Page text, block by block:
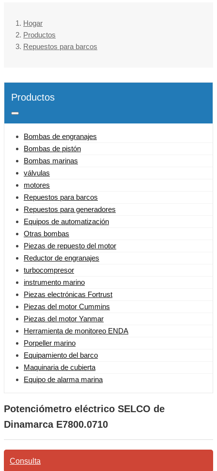
Hogar
Productos
Repuestos para barcos
Productos
Bombas de engranajes
Bombas de pistón
Bombas marinas
válvulas
motores
Repuestos para barcos
Repuestos para generadores
Equipos de automatización
Otras bombas
Piezas de repuesto del motor
Reductor de engranajes
turbocompresor
instrumento marino
Piezas electrónicas Fortrust
Piezas del motor Cummins
Piezas del motor Yanmar
Herramienta de monitoreo ENDA
Porpeller marino
Equipamiento del barco
Maquinaria de cubierta
Equipo de alarma marina
Potenciómetro eléctrico SELCO de
Dinamarca E7800.0710
Consulta